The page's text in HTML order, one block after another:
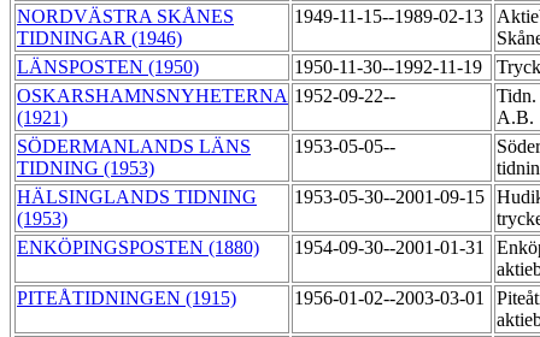
NORDVÄSTRA SKÅNES
TIDNINGAR (1946)
1949-11-15--1989-02-13
LÄNSPOSTEN (1950)
1950-11-30--1992-11-19
OSKARSHAMNSNYHETERNA
(1921)
1952-09-22--
Tidn.
A.B.
SÖDERMANLANDS LÄNS
TIDNING (1953)
1953-05-05--
HÄLSINGLANDS TIDNING
(1953)
1953-05-30--2001-09-15
ENKÖPINGSPOSTEN (1880)
1954-09-30--2001-01-31
PITEÅTIDNINGEN (1915)
1956-01-02--2003-03-01